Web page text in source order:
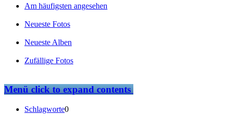
Am häufigsten angesehen
Neueste Fotos
Neueste Alben
Zufällige Fotos
Menüclick to expand contents
Schlagworte0